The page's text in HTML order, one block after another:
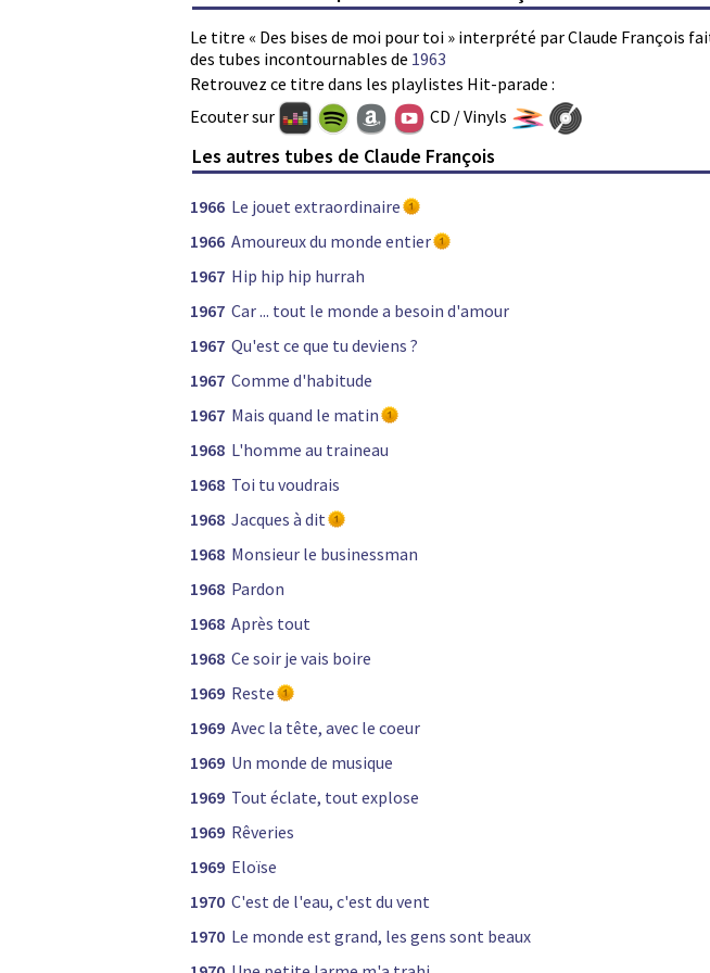
Le titre « Des bises de moi pour toi » interprété par Claude François
des tubes incontournables de 1963
Retrouvez ce titre dans les playlistes Hit-parade :
Ecouter sur CD / Vinyls
Les autres tubes de Claude François
1966 Le jouet extraordinaire
1966 Amoureux du monde entier
1967 Hip hip hip hurrah
1967 Car ... tout le monde a besoin d'amour
1967 Qu'est ce que tu deviens ?
1967 Comme d'habitude
1967 Mais quand le matin
1968 L'homme au traineau
1968 Toi tu voudrais
1968 Jacques à dit
1968 Monsieur le businessman
1968 Pardon
1968 Après tout
1968 Ce soir je vais boire
1969 Reste
1969 Avec la tête, avec le coeur
1969 Un monde de musique
1969 Tout éclate, tout explose
1969 Rêveries
1969 Eloïse
1970 C'est de l'eau, c'est du vent
1970 Le monde est grand, les gens sont beaux